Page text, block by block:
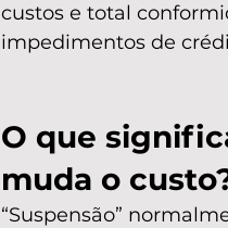
custos e total
impedimentos de
O que
muda o
“Suspensão”